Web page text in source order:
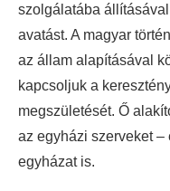
szolgálatába
avatást. A magyar
az állam alapításával
kapcsoljuk a
megszületését. Ő
az egyházi szerveket
egyházat is.